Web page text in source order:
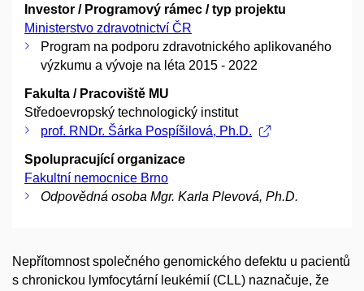
Investor / Programový rámec / typ projektu
Ministerstvo zdravotnictví ČR
Program na podporu zdravotnického aplikovaného
výzkumu a vývoje na léta 2015 - 2022
Fakulta / Pracoviště MU
Středoevropský technologický institut
prof. RNDr. Šárka Pospíšilová, Ph.D.
Spolupracující organizace
Fakultní nemocnice Brno
Odpovědná osoba Mgr. Karla Plevová, Ph.D.
Nepřítomnost společného genomického defektu u pacientů
s chronickou lymfocytární leukémií (CLL) naznačuje, že